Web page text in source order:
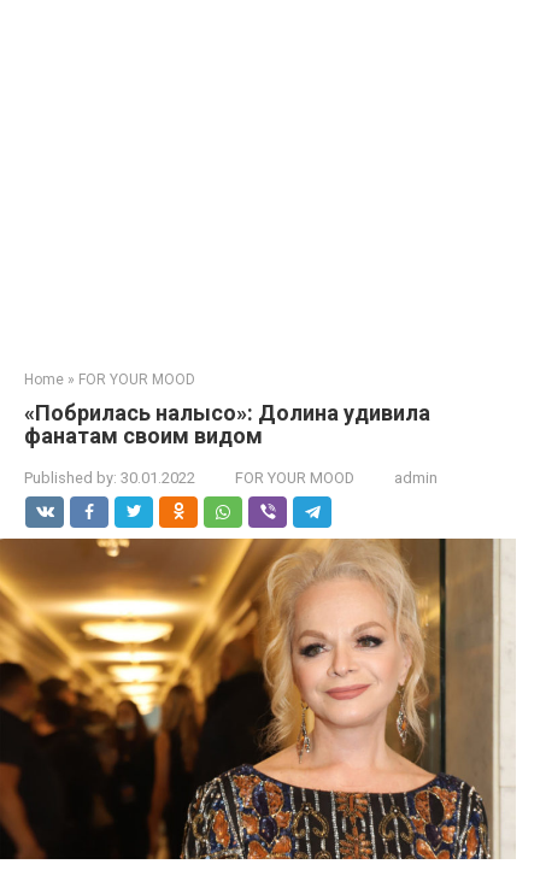
Home » FOR YOUR MOOD
«Побрилась налысо»: Долина удивила
фанатам своим видом
Published by: 30.01.2022 FOR YOUR MOOD admin